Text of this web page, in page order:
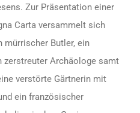
Zur Präsentation einer
Carta versammelt sich
mürrischer Butler, ein
zerstreuter Archäologe samt
verstörte Gärtnerin mit
ein französischer